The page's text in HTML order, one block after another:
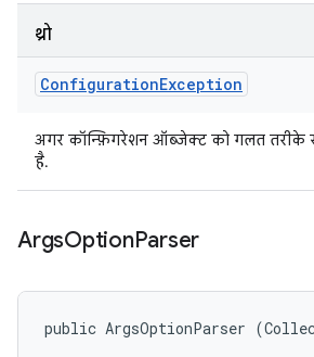
थ्रो
ConfigurationException
अगर कॉन्फ़िगरेशन ऑब्जेक्ट को गलत तरीके
है.
ArgsOptionParser
public ArgsOptionParser